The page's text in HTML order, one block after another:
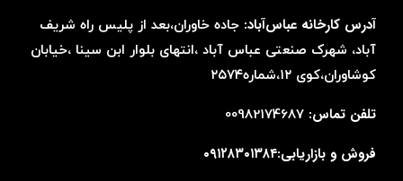
آدرس کارخانه عباس‌آباد: جاده خاوران،بعد از پلیس راه شریف
آباد، شهرک صنعتی عباس آباد ،انتهای بلوار ابن سینا ،خیابان
کوشاوران،کوی ۱۲،شماره۲۵۷۴
تلفن تماس: 00982174687
فروش و بازاریابی:۰۹۱۲۸۳۰۱۳۸۴